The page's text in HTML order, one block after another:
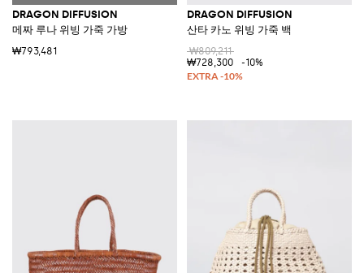
DRAGON DIFFUSION
메짜 루나 위빙 가죽 가방
₩793,481
DRAGON DIFFUSION
산타 카노 위빙 가죽 백
₩809,211
₩728,300
-10%